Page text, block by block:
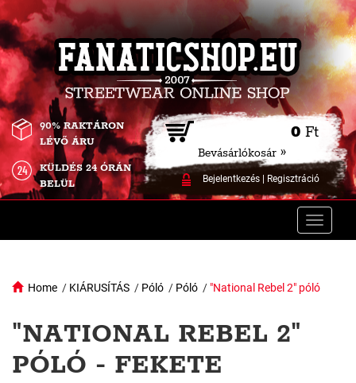
0 Ft
Bevásárlókosár »
Bejelentkezés| Regisztráció
90% RAKTÁRON
LÉVŐ ÁRU
KÜLDÉS 24 ÓRÁN
BELÜL
Toggle
Home / KIÁRUSÍTÁS / Póló / Póló / "National Rebel 2" póló
"NATIONAL REBEL 2"
PÓLÓ - FEKETE